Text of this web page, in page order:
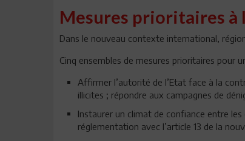
Mesures prioritaires à
Dans le nouveau contexte international,
Cinq ensembles de mesures prioritaires pour
Affirmer l’autorité de l’Etat face à la
illicites ; répondre aux campagnes de
Instaurer un climat de confiance entre
réglementation avec l’article 13 de la